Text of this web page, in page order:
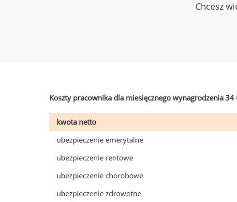
Chcesz
Koszty pracownika dla miesięcznego wynagrodzenia
kwota netto
ubezpieczenie emerytalne
ubezpieczenie rentowe
ubezpieczenie chorobowe
ubezpieczenie zdrowotne